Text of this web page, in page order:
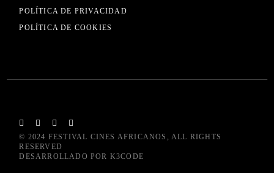
POLÍTICA DE PRIVACIDAD
POLÍTICA DE COOKIES
© 2024 FESTIVAL CINES AFRICANOS , ALL RIGHTS
RESERVED
DESARROLLADO POR K3CODE